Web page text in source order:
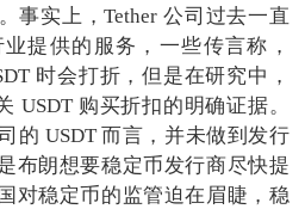
事实上，Tether 公司过去一直
提供的服务，一些传言称，
时会打折，但是在研究中，
USDT 购买折扣的明确证据。
的 USDT 而言，并未做到发行
布朗想要稳定币发行商尽快提
对稳定币的监管迫在眉睫，稳